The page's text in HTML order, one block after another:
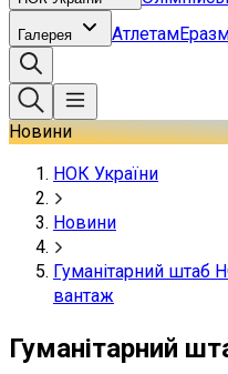
Галерея Атлетам
Новини
НОК України
Новини
Гуманітарний штаб
вантаж
Гуманітарний